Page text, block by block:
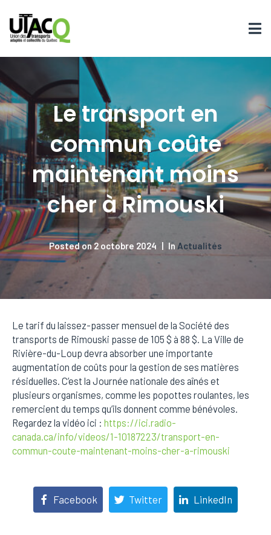
Le transport en
commun coûte
maintenant moins
cher à Rimouski
Posted on2 octobre 2024 In Actualités
Le tarif du laissez-passer mensuel de la Société des
transports de Rimouski passe de 105 $ à 88 $. La Ville de
Rivière-du-Loup devra absorber une importante
augmentation de coûts pour la gestion de ses matières
résiduelles. C’est la Journée nationale des aînés et
plusieurs organismes, comme les popottes roulantes, les
remercient du temps qu’ils donnent comme bénévoles.
Regardez la vidéo ici : https://ici.radio-
canada.ca/info/videos/1-10187223/transport-en-
commun-coute-maintenant-moins-cher-a-rimouski
Facebook Twitter LinkedIn